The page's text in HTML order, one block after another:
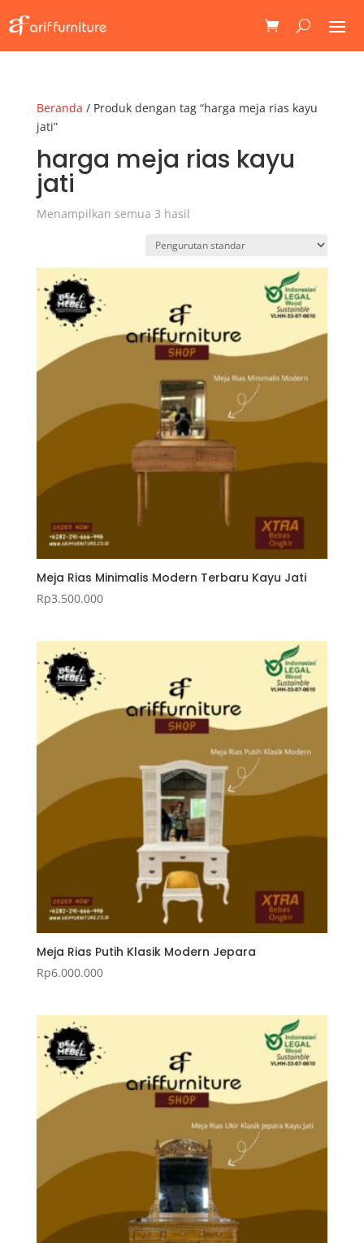
Beranda / Produk dengan tag “harga meja rias kayu
jati”
harga meja rias kayu
jati
Menampilkan semua 3 hasil
Meja Rias Minimalis Modern Terbaru Kayu Jati
Rp3.500.000
Meja Rias Putih Klasik Modern Jepara
Rp6.000.000